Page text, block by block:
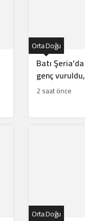
Batı
genç vuruldu,
Orta Doğu
2 saat önce
Orta Doğu